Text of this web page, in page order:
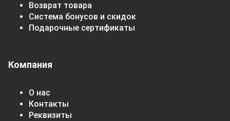
Возврат товара
Система бонусов и скидок
Подарочные сертификаты
Компания
О нас
Контакты
Реквизиты